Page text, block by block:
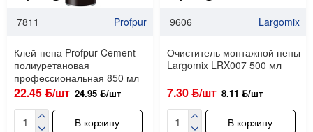
7811 Profpur
Клей-пена Profpur Cement
полиуретановая
профессиональная 850 мл
22.45 ƃ/шт 24.95 ƃ/шт
В корзину
9606 Largomix
Очиститель монтажной пены
Largomix LRX007 500 мл
7.30 ƃ/шт 8.11 ƃ/шт
В корзину